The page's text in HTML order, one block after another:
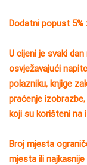
Dodatni popust
U cijeni je svaki
osvježavajući
polazniku, knjige
praćenje
koji su korišteni na
Broj mjesta
mjesta ili najkasnije